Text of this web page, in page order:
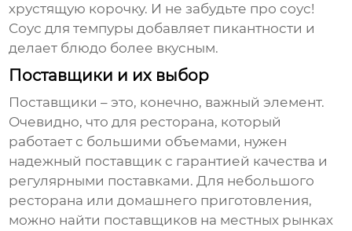
хрустящую корочку. И не забудьте про соус!
Соус для темпуры добавляет пикантности и
делает блюдо более вкусным.
Поставщики и их выбор
Поставщики – это, конечно, важный элемент.
Очевидно, что для ресторана, который
работает с большими объемами, нужен
надежный поставщик с гарантией качества и
регулярными поставками. Для небольшого
ресторана или домашнего приготовления,
можно найти поставщиков на местных рынках